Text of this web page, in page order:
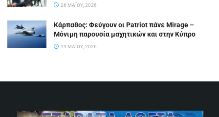
26 ΜΑΪ́ΟΥ, 2026
Κάρπαθος: Φεύγουν οι Patriot πάνε Mirage –
Μόνιμη παρουσία μαχητικών και στην Κύπρο
19 ΜΑΪ́ΟΥ, 2026